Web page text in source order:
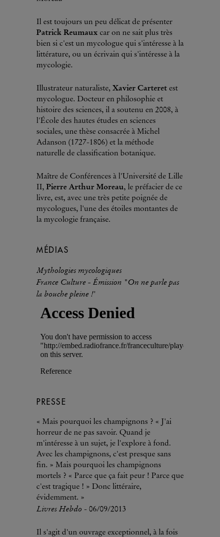
Il est toujours un peu délicat de présenter
Patrick Reumaux car on ne sait plus très
bien si c'est un mycologue qui s'intéresse à la
littérature, ou un écrivain qui s'intéresse à la
mycologie.
Illustrateur naturaliste, Xavier Carteret est
mycologue. Docteur en philosophie et
histoire des sciences, il a soutenu en 2008, à
l'École des hautes études en sciences
sociales, une thèse consacrée à Michel
Adanson (1727-1806) et la méthode
naturelle de classification botanique.
Maître de Conférences à l'Université de Lille
II, Pierre Arthur Moreau, le préfacier de ce
livre, est, avec une très petite poignée de
mycologues, l'une des étoiles montantes de
la mycologie française.
MÉDIAS
Mythologies mycologiques
France Culture - Émission "On ne parle pas
la bouche pleine !'
PRESSE
« Mais pourquoi les champignons ? « J'ai
horreur de ne pas savoir. Quand je
m'intéresse à un sujet, je l'explore à fond.
Avec les champignons, c'est presque sans
fin. » Mais pourquoi les champignons
mortels ? « Parce que ça fait peur ! Parce que
c'est tragique ! » Donc littéraire,
évidemment. »
Livres Hebdo - 06/09/2013
Il s'agit d'un ouvrage exceptionnel, à la fois